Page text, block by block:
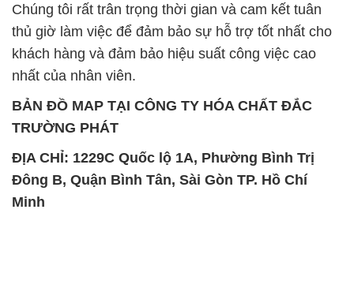
Chúng tôi rất trân trọng thời gian và cam kết tuân
thủ giờ làm việc để đảm bảo sự hỗ trợ tốt nhất cho
khách hàng và đảm bảo hiệu suất công việc cao
nhất của nhân viên.
BẢN ĐỒ MAP TẠI CÔNG TY HÓA CHẤT ĐẮC
TRƯỜNG PHÁT
ĐỊA CHỈ: 1229C Quốc lộ 1A, Phường Bình Trị
Đông B, Quận Bình Tân, Sài Gòn TP. Hồ Chí
Minh